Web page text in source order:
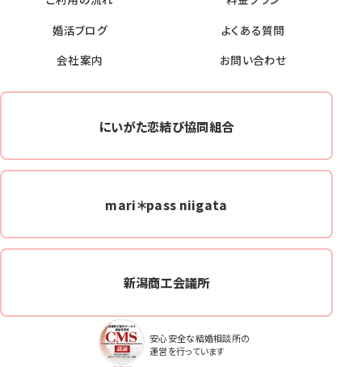
婚活ブログ
よくある質問
会社案内
お問い合わせ
にいがた恋結び協同組合
mari＊pass niigata
新潟商工会議所
安心安全な結婚相談所の
運営を行っています